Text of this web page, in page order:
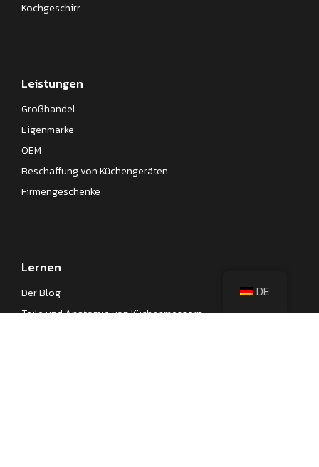
Kochgeschirr
Leistungen
Großhandel
Eigenmarke
OEM
Beschaffung von Küchengeräten
Firmengeschenke
Lernen
Der Blog
Teile und Anatomie von Küchenmessern
DE